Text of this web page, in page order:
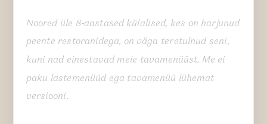
Noored üle 8-aastased külalised, kes on harjunud
peente restoranidega, on väga teretulnud seni,
kuni nad einestavad meie tavamenüüst. Me ei
paku lastemenüüd ega tavamenüü lühemat
versiooni.